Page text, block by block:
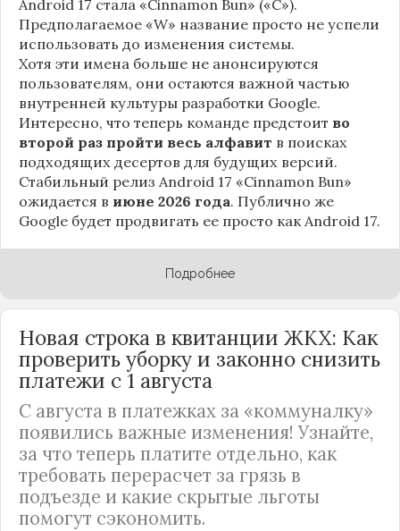
Android 17 стала «Cinnamon Bun» («C»).
Предполагаемое «W» название просто не успели
использовать до изменения системы.
Хотя эти имена больше не анонсируются
пользователям, они остаются важной частью
внутренней культуры разработки Google.
Интересно, что теперь команде предстоит во
второй раз пройти весь алфавит в поисках
подходящих десертов для будущих версий.
Стабильный релиз Android 17 «Cinnamon Bun»
ожидается в июне 2026 года. Публично же
Google будет продвигать ее просто как Android 17.
Подробнее
Новая строка в квитанции ЖКХ: Как
проверить уборку и законно снизить
платежи с 1 августа
С августа в платежках за «коммуналку»
появились важные изменения! Узнайте,
за что теперь платите отдельно, как
требовать перерасчет за грязь в
подъезде и какие скрытые льготы
помогут сэкономить.